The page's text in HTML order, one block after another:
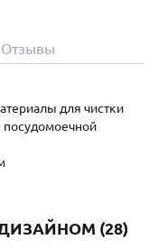
Отзывы
для чистки
посудомоечной
(28)